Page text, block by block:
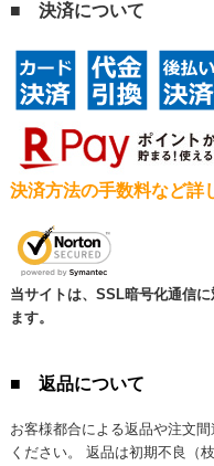
■ 決済について
決済方法の手数料など詳
当サイトは、SSL暗号化通信
ます。
■ 返品について
お客様都合による返品や注文
ください。 返品は初期不良（